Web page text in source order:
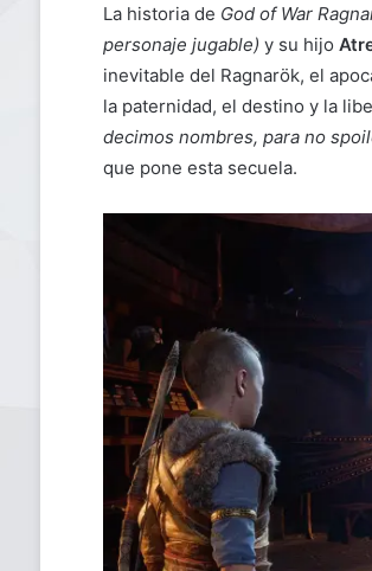
La historia de God of War
personaje jugable) y su hijo
inevitable del Ragnarök, el
la paternidad, el destino y la
decimos nombres, para no
que pone esta secuela.